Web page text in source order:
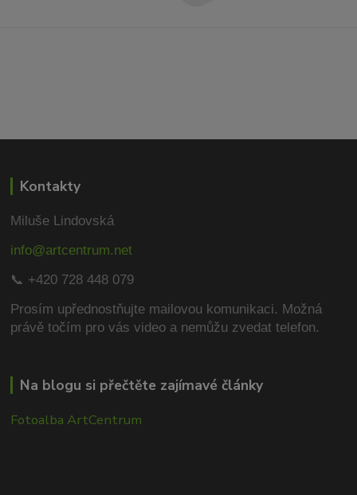
Kontakty
Miluše Lindovská
info@artcentrum.net
📞 +420 728 448 079
Prosím upřednostňujte mailovou komunikaci. Možná
právě točím pro vás video a nemůžu zvedat telefon.
Na blogu si přečtěte zajímavé články
Fotoalba ArtCentrum